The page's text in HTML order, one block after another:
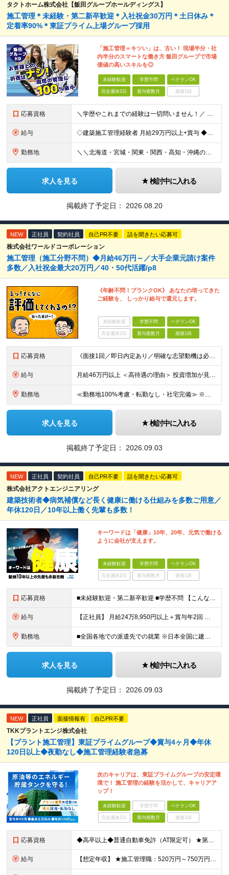
タクトホーム株式会社【飯田グループホールディングス】
施工管理＊未経験・第二新卒歓迎＊入社祝金30万円＊土日休み＊
定着率90%＊東証プライム上場グループ採用
「施工管理＝キツい」は、古い！ 現場半分・社
内半分のスマートな働き方 飯田グループで市場
価値の高いスキルを◎
未経験歓迎 学歴不問 ベテランOK
完全週休2日 賞与複数月 面接1回
応募資格 ＼学歴やこれまでの経験は一切問いません！／ 正社員デビュー、第二新卒、異業種からの転職、大歓迎です♪ 【必須条件】 ＊高卒以上の方 ＊普通自動車免許をお持ちの方(AT限定も大歓迎！) ――【こ
給与 ◇建築施工管理経験者 月給29万円以上+賞与 ◆未経験者 月給25万円以上＋賞与 ※経験、スキルにより考慮し、当社規定により優遇します。 ＜平均年収例＞ 668万円／月給37.2万円＋賞与(4.
勤務地 ＼＼北海道・宮城・関東・関西・高知・沖縄の当社拠点／／ ▼北海道エリア 札幌店 ▼宮城エリア 仙台店 ▼千葉エリア 柏店、鎌ヶ谷店、千葉店、市川店 ▼埼玉エリア 狭山店、大宮店、浦和店、志木店
求人を見る 検討中に入れる
掲載終了予定日： 2026.08.20
NEW 正社員 契約社員 自己PR不要 話を聞きたい応募可
株式会社ワールドコーポレーション
施工管理（施工分野不問）◆月給46万円～／大手企業元請け案件
多数／入社祝金最大20万円／40・50代活躍/p8
《年齢不問！ブランクOK》 あなたの培ってきた
ご経験を、 しっかり給与で還元します。
未経験歓迎 学歴不問 ベテランOK
完全週休2日 賞与複数月 面接1回
応募資格 《面接1回／即日内定あり／明確な志望動機は必要なし》 ◆学歴・年齢不問 ◆建設業界での実務経験や設備設計（電気設備、空調・衛生設備）、土木設計（橋梁／トンネル・道路・造成／上下水道）などの業界経験者
給与 月給46万円以上 ＜高待遇の理由＞ 投資増加が見込まれる領域へ大きな強みを持つ当社には、大手建設会社の元請けの大型工事が多数寄せられます。そのため、施工管理として働く皆さんを、高待遇でお迎えすること
勤務地 ≪勤務地100%考慮・転勤なし・社宅完備≫ ※配属は全国のプロジェクト先 ※あなたの希望を考慮し、勤務地を決定します。 ※U・Iターン歓迎 ※出張面接も可能です！お住まいの近くに伺います。(応相談
求人を見る 検討中に入れる
掲載終了予定日： 2026.09.03
NEW 正社員 契約社員 自己PR不要 話を聞きたい応募可
株式会社アクトエンジニアリング
建築技術者◆病気補償など長く健康に働ける仕組みを多数ご用意／
年休120日／10年以上働く先輩も多数！
キーワードは「健康」10年、20年、元気で働ける
ように会社が支えます。
未経験歓迎 学歴不問 ベテランOK
完全週休2日 賞与複数月 面接1回
応募資格 ■未経験歓迎・第二新卒歓迎 ■学歴不問 【こんな方はぜひご応募ください】 ■大手ゼネコンのプロジェクトに関わってみたい ■福利厚生が整った会社で働きたい ■年収アップを狙いたい ■スケールの大きな仕
給与 【正社員】 月給24万8,950円以上＋賞与年2回 ※年齢・経験・スキル等を考慮の上、当社規定により決定します。 ※残業代、通勤交通費は別途全額支給しています。 【契約社員】 月給28万2,080円
勤務地 ■全国各地での派遣先での就業 ※日本全国に建設技術者のニーズがあります。U・Iターン希望の方も歓迎しておりますので、ご希望を気軽にお聞かせください。 ◆本社／東京都港区赤坂3-8-15 THE AK
求人を見る 検討中に入れる
掲載終了予定日： 2026.09.03
NEW 正社員 面接情報有 自己PR不要
TKKプラントエンジ株式会社
【プラント施工管理】東証プライムグループ◆賞与4ヶ月◆年休
120日以上◆夜勤なし◆施工管理経験者急募
次のキャリアは、東証プライムグループの安定環
境で！ 施工管理の経験を活かして、キャリアア
ップ！
未経験歓迎 学歴不問 ベテランOK
完全週休2日 賞与複数月 面接1回
応募資格 ◆高卒以上◆普通自動車免許（AT限定可） ★第二新卒歓迎 ★プラント業界以外での施工管理経験者歓迎 【こんな方は向いています】 ・施工管理のスキルを活かして働きたい ・安定企業で長く働きたい ・チ
給与 【想定年収】 ★施工管理職：520万円～750万円 ※上記年収は残業時間40時間／月相当の金額を含みます。 月給25万円～35万円＋賞与年2回（原則固定支給額4ヵ月分）＋諸手当（残業手当全額など）